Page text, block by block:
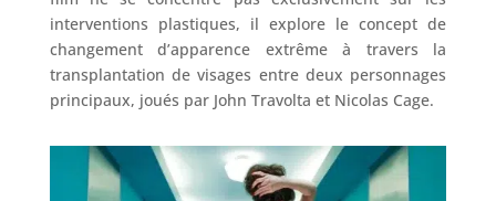
interventions plastiques, il explore le concept de
changement d’apparence extrême à travers la
transplantation de visages entre deux personnages
principaux, joués par John Travolta et Nicolas Cage.